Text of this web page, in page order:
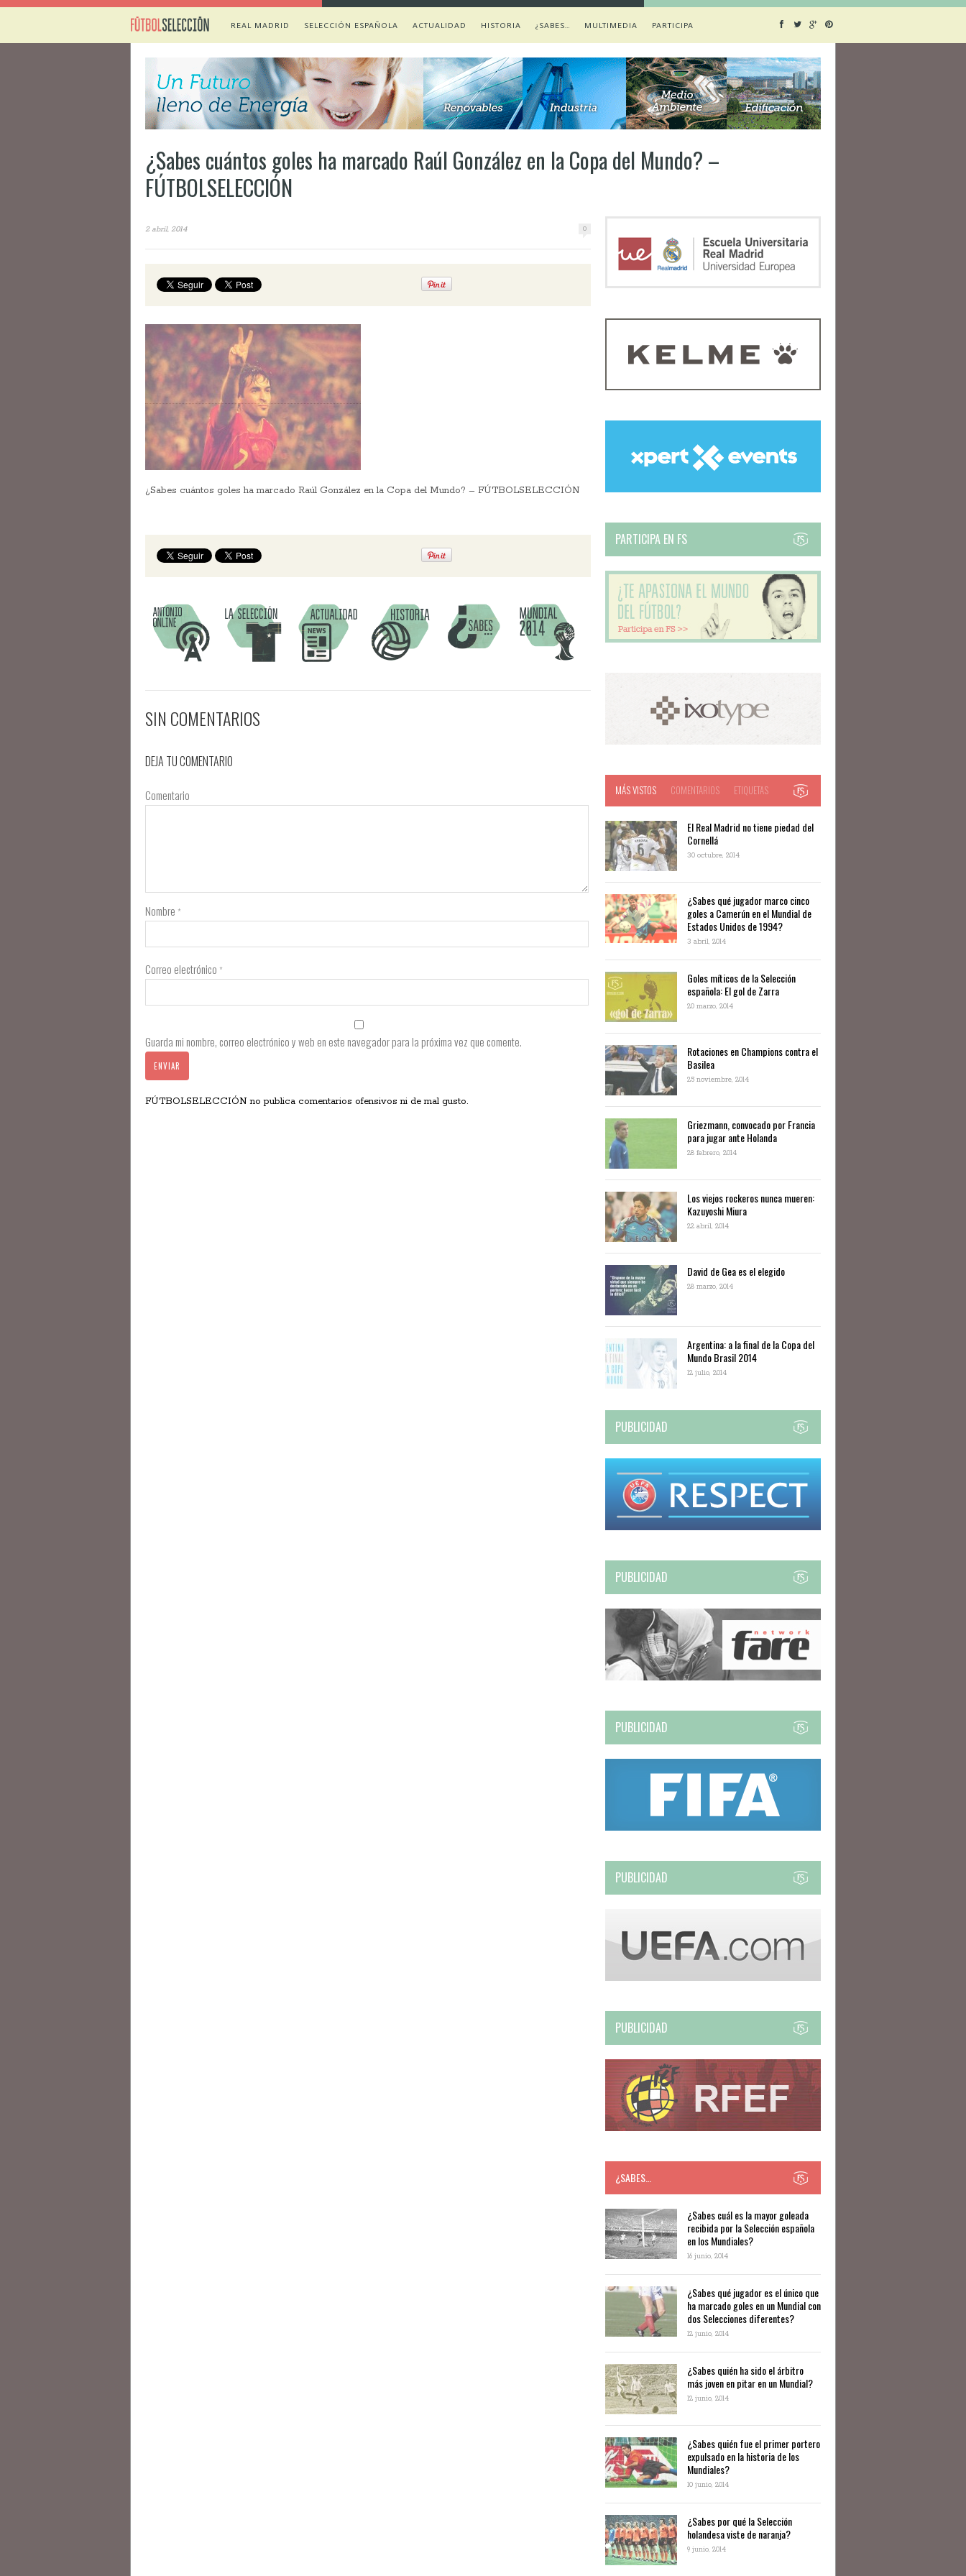
REAL MADRID SELECCIÓN ESPAÑOLA ACTUALIDAD HISTORIA ¿SABES… MULTIMEDIA PARTICIPA
¿Sabes cuántos goles ha marcado Raúl González en la Copa del Mundo? –
FÚTBOLSELECCIÓN
2 abril, 2014 0
¿Sabes cuántos goles ha marcado Raúl González en la Copa del Mundo? – FÚTBOLSELECCIÓN
SIN COMENTARIOS
DEJA TU COMENTARIO
Comentario
Nombre *
Correo electrónico *
Guarda mi nombre, correo electrónico y web en este navegador para la próxima vez que comente.
FÚTBOLSELECCIÓN no publica comentarios ofensivos ni de mal gusto.
PARTICIPA EN FS
MÁS VISTOS COMENTARIOS ETIQUETAS
El Real Madrid no tiene piedad del
Cornellá
30 octubre, 2014
¿Sabes qué jugador marco cinco
goles a Camerún en el Mundial de
Estados Unidos de 1994?
3 abril, 2014
Goles míticos de la Selección
española: El gol de Zarra
20 marzo, 2014
Rotaciones en Champions contra el
Basilea
25 noviembre, 2014
Griezmann, convocado por Francia
para jugar ante Holanda
28 febrero, 2014
Los viejos rockeros nunca mueren:
Kazuyoshi Miura
22 abril, 2014
David de Gea es el elegido
28 marzo, 2014
Argentina: a la final de la Copa del
Mundo Brasil 2014
12 julio, 2014
PUBLICIDAD
PUBLICIDAD
PUBLICIDAD
PUBLICIDAD
PUBLICIDAD
¿SABES…
​​¿Sabes cuál es la mayor goleada
recibida por la Selección española
en los Mundiales?
16 junio, 2014
¿Sabes qué jugador es el único que
ha marcado goles en un Mundial con
dos Selecciones diferentes?
12 junio, 2014
¿Sabes quién ha sido el árbitro
más joven en pitar en un Mundial?
12 junio, 2014
¿Sabes quién fue el primer portero
expulsado en la historia de los
Mundiales?
10 junio, 2014
​¿Sabes por qué la Selección
holandesa viste de naranja?
9 junio, 2014